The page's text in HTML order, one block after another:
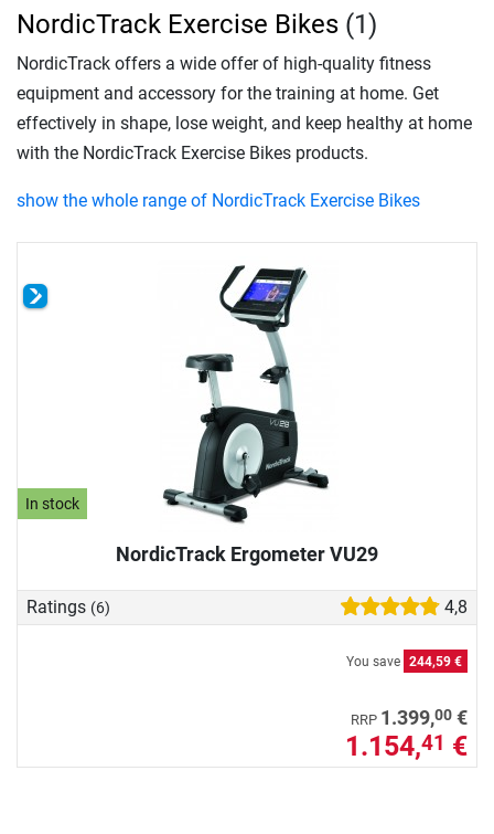
In stock
NordicTrack Ergometer VU29
Ratings (6) 4,8
You save 244,59 €
RRP 1.399,00 €
1.154,41 €
NordicTrack Exercise Bikes (1)
NordicTrack offers a wide offer of high-quality fitness
equipment and accessory for the training at home. Get
effectively in shape, lose weight, and keep healthy at home
with the NordicTrack Exercise Bikes products.
show the whole range of NordicTrack Exercise Bikes